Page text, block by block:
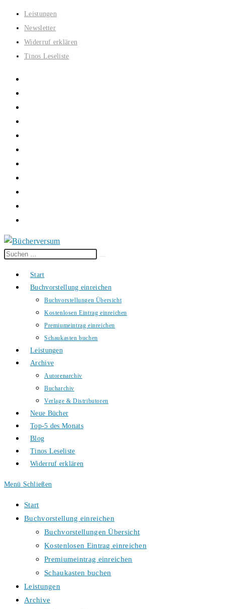
Zum
Inhalt
springen
Leistungen
Newsletter
Widerruf erklären
Tinos Leseliste
Diese
durchsuchen
Start
Buchvorstellung einreichen
Buchvorstellungen Übersicht
Kostenlosen Eintrag einreichen
Premiumeintrag einreichen
Schaukasten buchen
Leistungen
Archive
Autorenarchiv
Bucharchiv
Verlage & Distributoren
Neue Bücher
Top-5 des Monats
Blog
Tinos Leseliste
Widerruf erklären
Menü Schließen
Start
Buchvorstellung einreichen
Buchvorstellungen Übersicht
Kostenlosen Eintrag einreichen
Premiumeintrag einreichen
Schaukasten buchen
Leistungen
Archive